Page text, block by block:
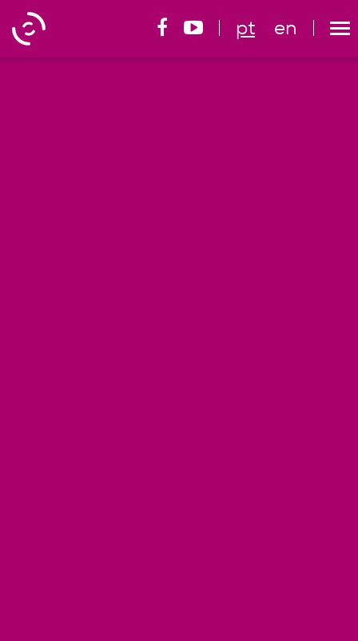
pt en